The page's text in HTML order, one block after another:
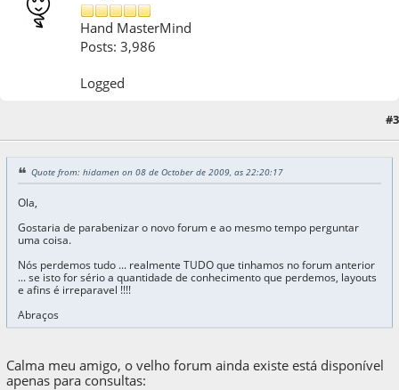
Hand MasterMind
Posts: 3,986
Logged
#3
Quote from: hidamen on 08 de October de 2009, as 22:20:17
Ola,
Gostaria de parabenizar o novo forum e ao mesmo tempo perguntar
uma coisa.
Nós perdemos tudo ... realmente TUDO que tinhamos no forum anterior
... se isto for sério a quantidade de conhecimento que perdemos, layouts
e afins é irreparavel !!!!
Abraços
Calma meu amigo, o velho forum ainda existe está disponível
apenas para consultas: